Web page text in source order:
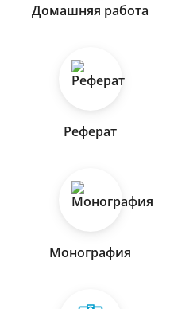
Домашняя работа
Реферат
Монография